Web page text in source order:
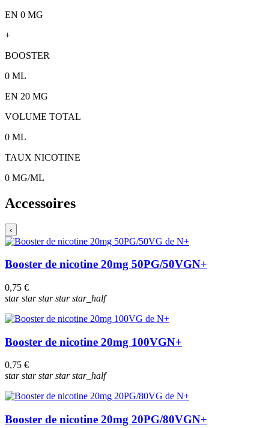
EN 0 MG
+
BOOSTER
0 ML
EN 20 MG
VOLUME TOTAL
0 ML
TAUX NICOTINE
0 MG/ML
Accessoires
‹
Booster de nicotine 20mg 50PG/50VGN+
0,75 €
starstarstarstarstar_half
Booster de nicotine 20mg 100VGN+
0,75 €
starstarstarstarstar_half
Booster de nicotine 20mg 20PG/80VGN+